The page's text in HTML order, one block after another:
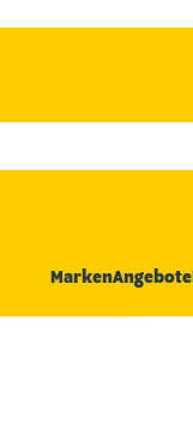
MarkenAngebote